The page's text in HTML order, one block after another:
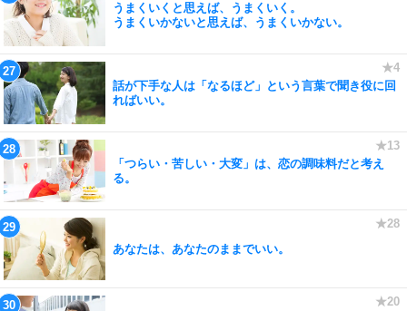
うまくいくと思えば、うまくいく。
うまくいかないと思えば、うまくいかない。
話が下手な人は「なるほど」という言葉で聞き役に回
ればいい。
「つらい・苦しい・大変」は、恋の調味料だと考え
る。
あなたは、あなたのままでいい。